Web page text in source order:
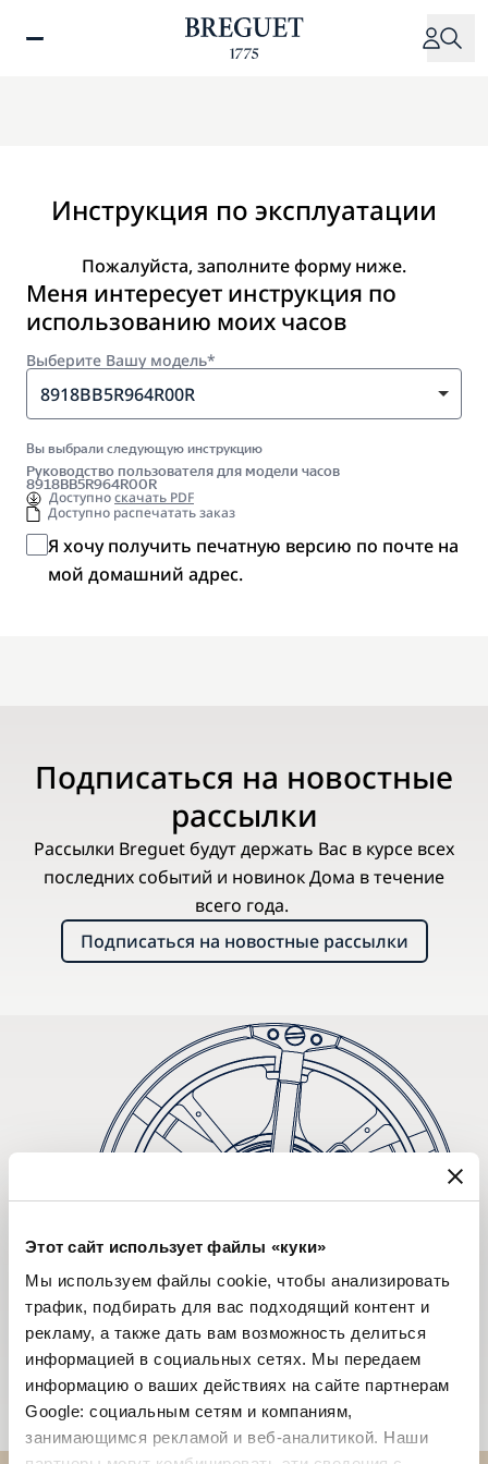
Этот сайт использует файлы «куки»
Мы используем файлы cookie, чтобы анализировать
трафик, подбирать для вас подходящий контент и
рекламу, а также дать вам возможность делиться
информацией в социальных сетях. Мы передаем
информацию о ваших действиях на сайте партнерам
Google: социальным сетям и компаниям,
занимающимся рекламой и веб-аналитикой. Наши
Инструкция по эксплуатации
Пожалуйста, заполните форму ниже.
Меня интересует инструкция по
использованию моих часов
Выберите Вашу модель*
8918BB5R964R00R
Вы выбрали следующую инструкцию
Руководство пользователя для модели часов
8918BB5R964R00R
Доступноскачать PDF
Доступно распечатать заказ
Я хочу получить печатную версию по почте на
мой домашний адрес.
Подписаться на новостные
рассылки
Рассылки Breguet будут держать Вас в курсе всех
последних событий и новинок Дома в течение
всего года.
Подписаться на новостные рассылки